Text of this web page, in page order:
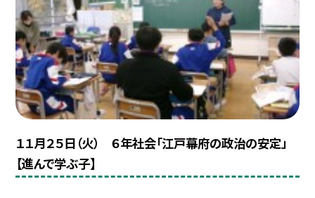
１１月２５日（火） ６年社会「江戸幕府の政治の安定」
【進んで学ぶ子】